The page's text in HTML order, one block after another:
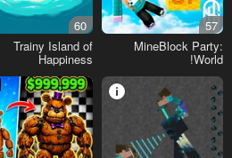
57
MineBlock Party:
World!
60
Trainy Island of
Happiness